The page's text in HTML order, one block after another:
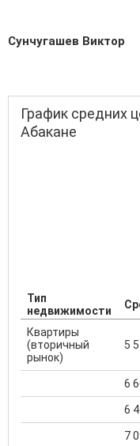
Сунчугашев Виктор
График средних
Абакане
Тип
недвижимости
Квартиры
(вторичный
рынок)
5
6
6
7